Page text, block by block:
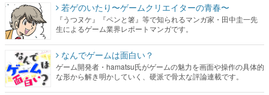
若ゲのいたり〜ゲームクリエイターの青春〜
『うつヌケ』『ペンと箸』等で知られるマンガ家・田中圭一先
生によるゲーム業界レポートマンガです。
なんでゲームは面白い？
ゲーム開発者・hamatsu氏がゲームの魅力を画面や操作の具体的
な形から解き明かしていく、硬派で骨太な評論連載です。